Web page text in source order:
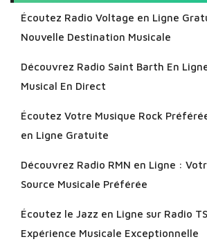
Écoutez Radio Voltage en Ligne
Nouvelle Destination Musicale
Découvrez Radio Saint Barth En
Musical En Direct
Écoutez Votre Musique Rock
en Ligne Gratuite
Découvrez Radio RMN en Ligne :
Source Musicale Préférée
Écoutez le Jazz en Ligne sur Radio
Expérience Musicale Exceptionnelle